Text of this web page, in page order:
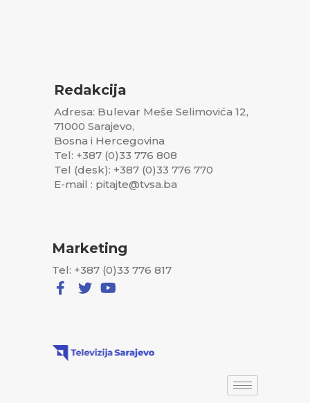
Redakcija
Adresa: Bulevar Meše Selimovića 12,
71000 Sarajevo,
Bosna i Hercegovina
Tel: +387 (0)33 776 808
Tel (desk): +387 (0)33 776 770
E-mail : pitajte@tvsa.ba
Marketing
Tel: +387 (0)33 776 817